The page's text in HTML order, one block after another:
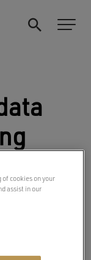
of cookies on your
assist in our